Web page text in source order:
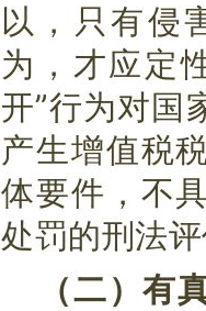
以，只有侵
为，才应定
开”行为对国
产生增值税
体要件，不
处罚的刑法
（二）有